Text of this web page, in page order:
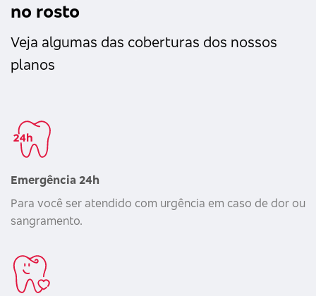
no rosto
Veja algumas das coberturas dos nossos
planos
Emergência 24h
Para você ser atendido com urgência em caso de dor ou
sangramento.